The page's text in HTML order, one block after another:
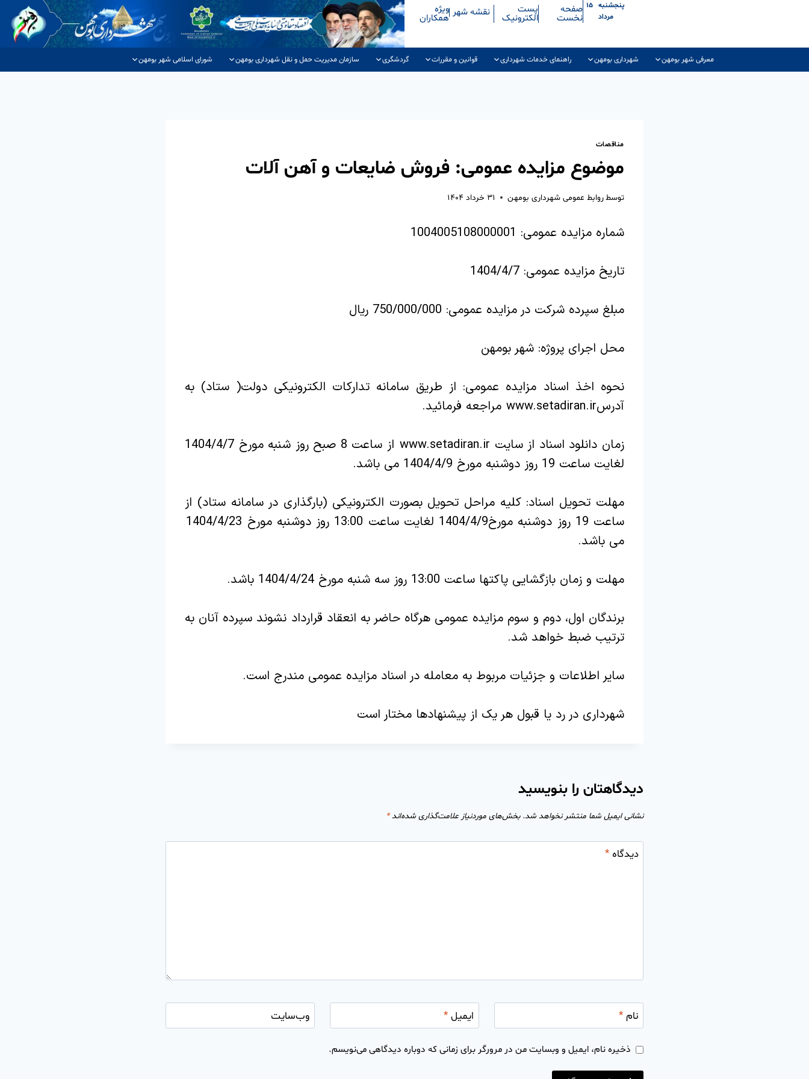
پنجشنبه ۱۵
مرداد
صفحه
نخست
پست
الکترونیک نقشه شهر ویژه
همکاران
معرفی شهر بومهن شهرداری بومهن راهنمای خدمات شهرداری قوانین و مقررات گردشگری سازمان مدیریت حمل و نقل شهرداری بومهن شورای اسلامی شهر بومهن
مناقصات
موضوع مزایده عمومی: فروش ضایعات و آهن آلات
توسطروابط عمومی شهرداری بومهن ۳۱ خرداد ۱۴۰۴
شماره مزایده عمومی: 1004005108000001
تاریخ مزایده عمومی: 1404/4/7
مبلغ سپرده شرکت در مزایده عمومی: 750/000/000 ریال
محل اجرای پروژه: شهر بومهن
نحوه اخذ اسناد مزایده عمومی: از طریق سامانه تدارکات الکترونیکی دولت( ستاد) به
آدرسwww.setadiran.ir مراجعه فرمائید.
زمان دانلود اسناد از سایت www.setadiran.ir از ساعت 8 صبح روز شنبه مورخ 1404/4/7
لغایت ساعت 19 روز دوشنبه مورخ 1404/4/9 می باشد.
مهلت تحویل اسناد: کلیه مراحل تحویل بصورت الکترونیکی (بارگذاری در سامانه ستاد) از
می باشد.
مهلت و زمان بازگشایی پاکتها ساعت 13:00 روز سه شنبه مورخ 1404/4/24 باشد.
برندگان اول، دوم و سوم مزایده عمومی هرگاه حاضر به انعقاد قرارداد نشوند سپرده آنان به
ترتیب ضبط خواهد شد.
سایر اطلاعات و جزئیات مربوط به معامله در اسناد مزایده عمومی مندرج است.
شهرداری در رد یا قبول هر یک از پیشنهادها مختار است
دیدگاهتان را بنویسید
نشانی ایمیل شما منتشر نخواهد شد. بخش‌های موردنیاز علامت‌گذاری شده‌اند*
دیدگاه*
نام* ایمیل * وب‌سایت
ذخیره نام، ایمیل و وبسایت من در مرورگر برای زمانی که دوباره دیدگاهی می‌نویسم.